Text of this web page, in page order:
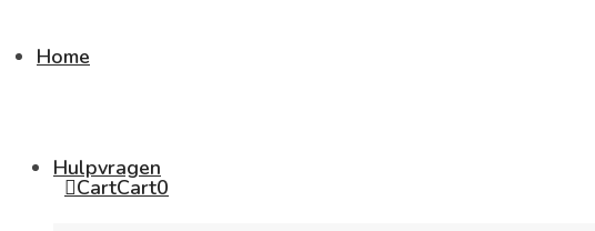
Home
Hulpvragen
CartCart0